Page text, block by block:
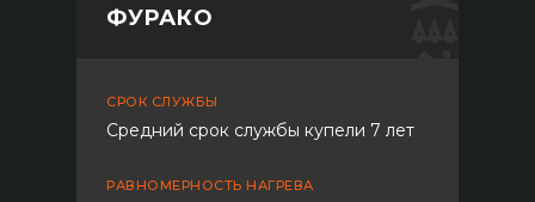
СРОК СЛУЖБЫ
РАВНОМЕРНОСТЬ НАГРЕВА
Средний срок службы купели 7 лет
ФУРАКО